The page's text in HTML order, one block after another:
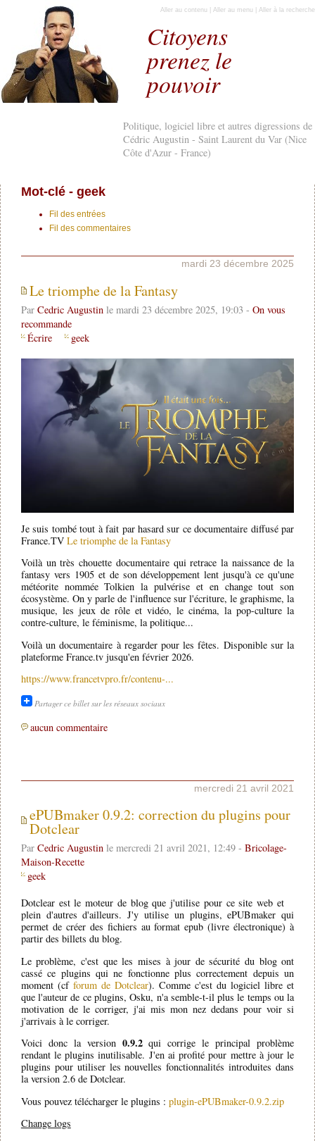
Citoyens
prenez le
pouvoir
Politique, logiciel libre et autres digressions de
Cédric Augustin - Saint Laurent du Var (Nice
Côte d'Azur - France)
Aller au contenu Aller au menu Aller à la recherche
Mot-clé - geek
Fil des entrées
Fil des commentaires
mardi 23 décembre 2025
Le triomphe de la Fantasy
Par Cedric Augustinle mardi 23 décembre 2025, 19:03 - On vous
recommande
Écrire
geek
Je suis tombé tout à fait par hasard sur ce documentaire diffusé par
France.TV Le triomphe de la Fantasy
Voilà un très chouette documentaire qui retrace la naissance de la
fantasy vers 1905 et de son développement lent jusqu'à ce qu'une
météorite nommée Tolkien la pulvérise et en change tout son
écosystème. On y parle de l'influence sur l'écriture, le graphisme, la
musique, les jeux de rôle et vidéo, le cinéma, la pop-culture la
contre-culture, le féminisme, la politique...
Voilà un documentaire à regarder pour les fêtes. Disponible sur la
plateforme France.tv jusqu'en février 2026.
https://www.francetvpro.fr/contenu-...
Partager ce billet sur les réseaux sociaux
aucun commentaire
mercredi 21 avril 2021
ePUBmaker 0.9.2: correction du plugins pour
Dotclear
Par Cedric Augustinle mercredi 21 avril 2021, 12:49 - Bricolage-
Maison-Recette
geek
Dotclear est le moteur de blog que j'utilise pour ce site web et
plein d'autres d'ailleurs. J'y utilise un plugins, ePUBmaker qui
permet de créer des fichiers au format epub (livre électronique) à
partir des billets du blog.
Le problème, c'est que les mises à jour de sécurité du blog ont
cassé ce plugins qui ne fonctionne plus correctement depuis un
moment (cf forum de Dotclear). Comme c'est du logiciel libre et
que l'auteur de ce plugins, Osku, n'a semble-t-il plus le temps ou la
motivation de le corriger, j'ai mis mon nez dedans pour voir si
j'arrivais à le corriger.
Voici donc la version 0.9.2qui corrige le principal problème
rendant le plugins inutilisable. J'en ai profité pour mettre à jour le
plugins pour utiliser les nouvelles fonctionnalités introduites dans
la version 2.6 de Dotclear.
Vous pouvez télécharger le plugins : plugin-ePUBmaker-0.9.2.zip
Change logs